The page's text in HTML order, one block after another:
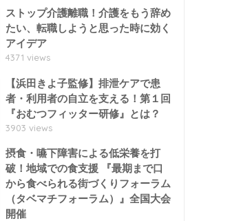
ストップ介護離職！介護をもう辞め
たい、転職しようと思った時に効く
アイデア
4371 views
【浜田きよ子監修】排泄ケアで患
者・利用者の自立を支える！第１回
『おむつフィッター研修』とは？
3903 views
摂食・嚥下障害による低栄養を打
破！地域での食支援 『最期まで口
から食べられる街づくりフォーラム
（タベマチフォーラム）』全国大会
開催